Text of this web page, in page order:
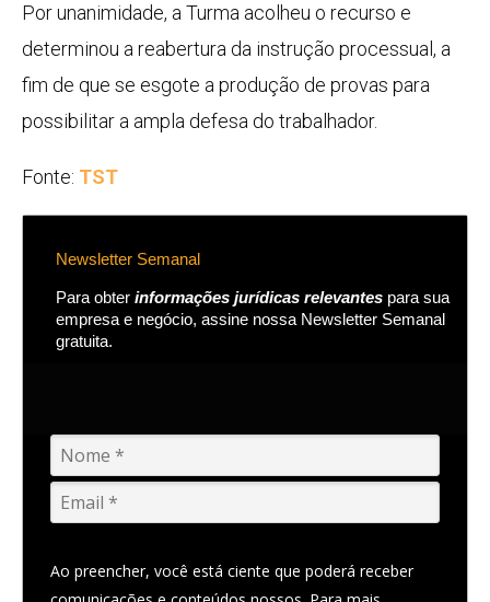
Por unanimidade, a Turma acolheu o recurso e
determinou a reabertura da instrução processual, a
fim de que se esgote a produção de provas para
possibilitar a ampla defesa do trabalhador.
Fonte: TST
Newsletter Semanal
Para obter informações jurídicas relevantes para sua
empresa e negócio, assine nossa Newsletter Semanal
gratuita.
Ao preencher, você está ciente que poderá receber